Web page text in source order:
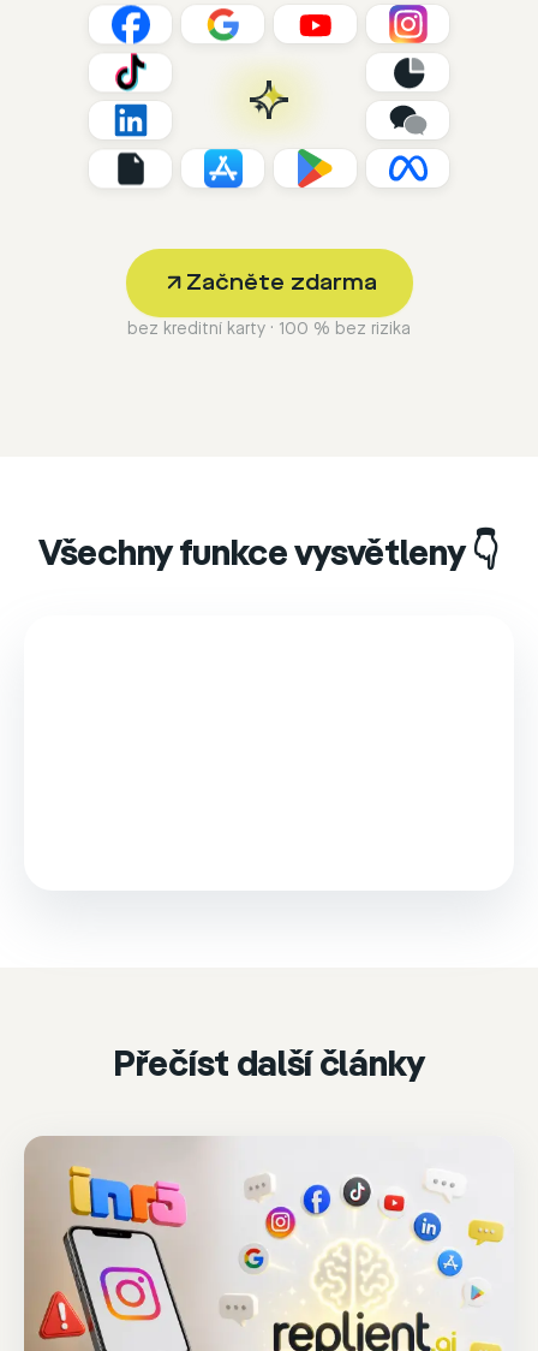
Začněte zdarma
bez kreditní karty · 100 % bez rizika
Všechny funkce vysvětleny 👇
Přečíst další články